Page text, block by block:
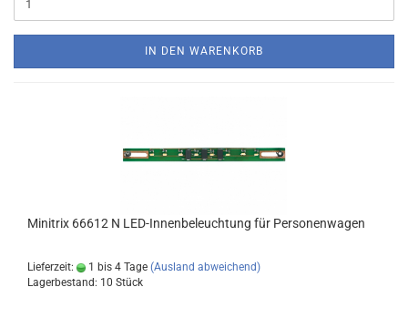
IN DEN WARENKORB
Minitrix 66612 N LED-Innenbeleuchtung für Personenwagen
Lieferzeit: 1 bis 4 Tage (Ausland abweichend)
Lagerbestand: 10 Stück